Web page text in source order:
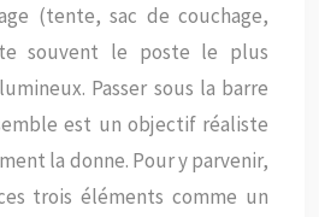
(tente, sac de couchage,
souvent le poste le plus
Passer sous la barre
est un objectif réaliste
la donne. Pour y parvenir,
trois éléments comme un